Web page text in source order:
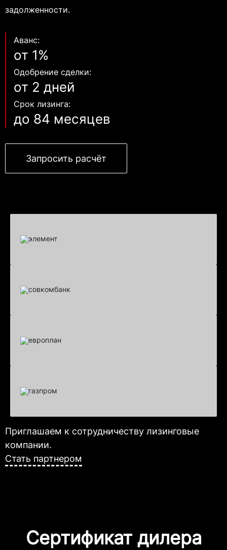
задолженности.
Аванс:
от 1%
Одобрение сделки:
от 2 дней
Срок лизинга:
до 84 месяцев
Запросить расчёт
Приглашаем к сотрудничеству лизинговые
компании.
Стать партнером
Сертификат дилера